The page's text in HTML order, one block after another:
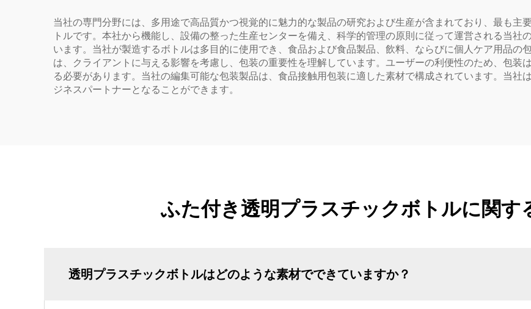
当社の専門分野には、多用途で高品質かつ視覚的に魅力的な製品の研究および生産が含まれており、最も主
トルです。本社から機能し、設備の整った生産センターを備え、科学的管理の原則に従って運営される当社
います。当社が製造するボトルは多目的に使用でき、食品および食品製品、飲料、ならびに個人ケア用品の
は、クライアントに与える影響を考慮し、包装の重要性を理解しています。ユーザーの利便性のため、包装
る必要があります。当社の編集可能な包装製品は、食品接触用包装に適した素材で構成されています。当社
ジネスパートナーとなることができます。
ふた付き透明プラスチックボトルに関す
透明プラスチックボトルはどのような素材でできていますか？